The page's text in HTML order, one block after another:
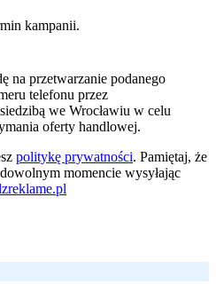
kampanii.
na przetwarzanie podanego
telefonu przez
we Wrocławiu w celu
oferty handlowej.
politykę prywatności. Pamiętaj, że
momencie wysyłając